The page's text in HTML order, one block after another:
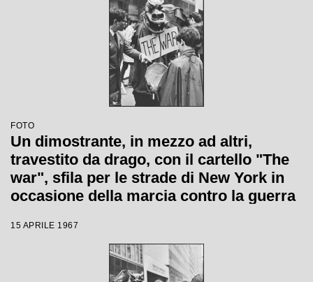
FOTO
Un dimostrante, in mezzo ad altri,
travestito da drago, con il cartello "The
war", sfila per le strade di New York in
occasione della marcia contro la guerra
Mobilization Committee
15 APRILE 1967